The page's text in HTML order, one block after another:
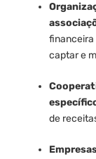
financeira
captar e
de